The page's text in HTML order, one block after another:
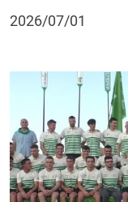
2026/07/01